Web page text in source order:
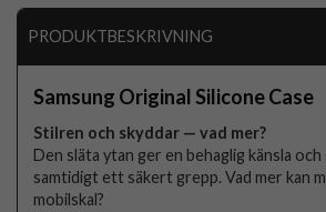
PRODUKTBESKRIVNING
Samsung Original Silicone Case
Stilren och skyddar — vad mer?
Den släta ytan ger en behaglig känsla
samtidigt ett säkert grepp. Vad mer kan
mobilskal?